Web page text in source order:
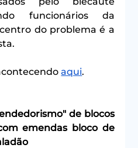
funcionários da
do problema é a
aqui.
de blocos
emendas bloco de